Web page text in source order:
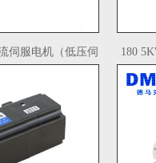
伺服电机（低压伺 180